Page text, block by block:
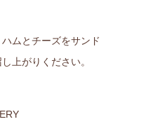
ムとチーズをサンド
上がりください。